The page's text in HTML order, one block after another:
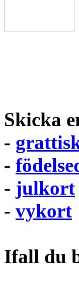
Skicka
-
-
- julkort
- vykort
Ifall du